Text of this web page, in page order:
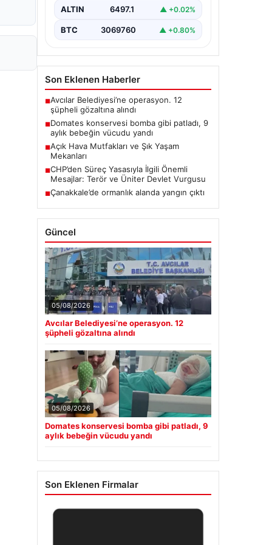
ALTIN 6497.1 ▲ +0.02%
BTC 3069760 ▲ +0.80%
Son Eklenen Haberler
■Avcılar Belediyesi’ne operasyon. 12
şüpheli gözaltına alındı
■Domates konservesi bomba gibi patladı, 9
aylık bebeğin vücudu yandı
■Açık Hava Mutfakları ve Şık Yaşam
Mekanları
■CHP’den Süreç Yasasıyla İlgili Önemli
Mesajlar: Terör ve Üniter Devlet Vurgusu
■Çanakkale’de ormanlık alanda yangın çıktı
Güncel
05/08/2026
Avcılar Belediyesi’ne operasyon. 12
şüpheli gözaltına alındı
05/08/2026
Domates konservesi bomba gibi patladı, 9
aylık bebeğin vücudu yandı
Son Eklenen Firmalar